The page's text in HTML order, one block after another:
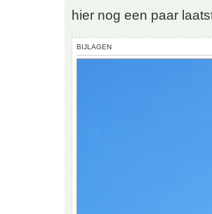
hier nog een paar
BIJLAGEN